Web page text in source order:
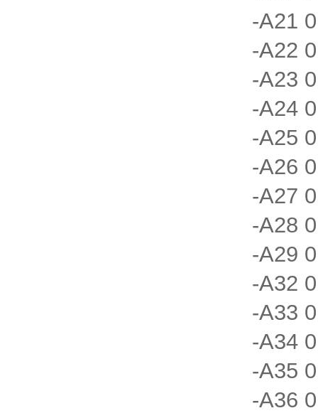
-A21
-A22
-A23
-A24
-A25
-A26
-A27
-A28
-A29
-A32
-A33
-A34
-A35
-A36